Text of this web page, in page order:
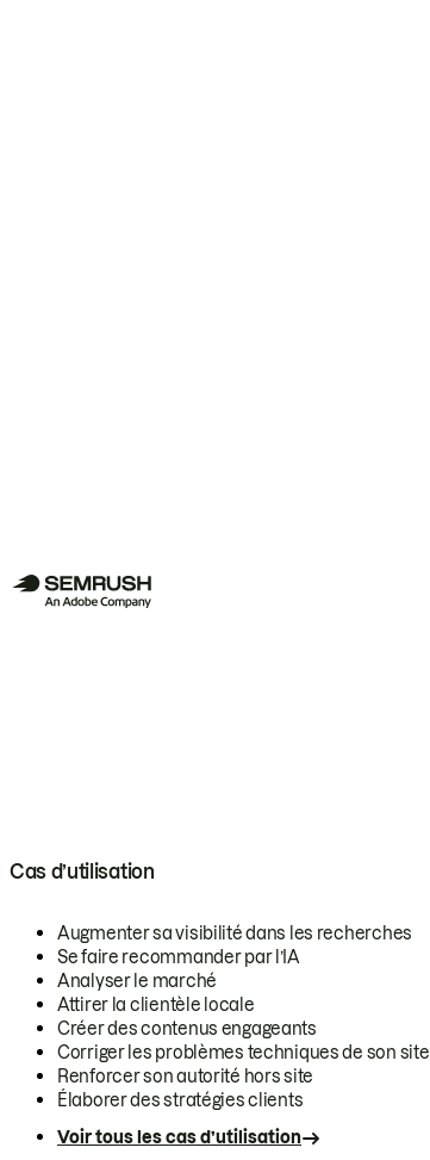
Cas d’utilisation
Augmenter sa visibilité dans les recherches
Se faire recommander par l’IA
Analyser le marché
Attirer la clientèle locale
Créer des contenus engageants
Corriger les problèmes techniques de son site
Renforcer son autorité hors site
Élaborer des stratégies clients
Voir tous les cas d’utilisation